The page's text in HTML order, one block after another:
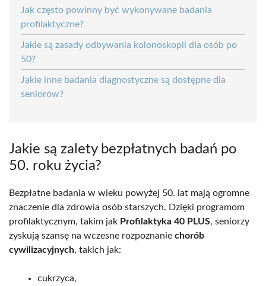
Jak często powinny być wykonywane badania
profilaktyczne?
Jakie są zasady odbywania kolonoskopii dla osób po
50?
Jakie inne badania diagnostyczne są dostępne dla
seniorów?
Jakie są zalety bezpłatnych badań po
50. roku życia?
Bezpłatne badania w wieku powyżej 50. lat mają ogromne
znaczenie dla zdrowia osób starszych. Dzięki programom
profilaktycznym, takim jak Profilaktyka 40 PLUS, seniorzy
zyskują szansę na wczesne rozpoznanie chorób
cywilizacyjnych, takich jak:
cukrzyca,